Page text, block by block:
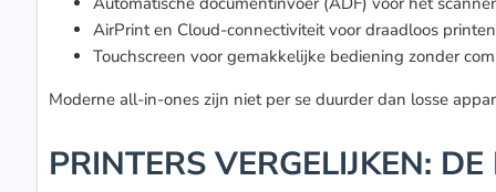
AirPrint en Cloud-connectiviteit voor draadloos
Touchscreen voor gemakkelijke bediening zonder
Moderne all-in-ones zijn niet per se duurder dan losse
PRINTERS VERGELIJKEN: